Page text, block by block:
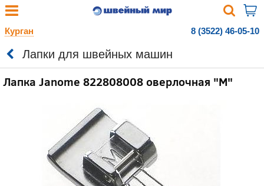
Курган 8 (3522) 46-05-10
Лапки для швейных машин
Лапка Janome 822808008 оверлочная "М"